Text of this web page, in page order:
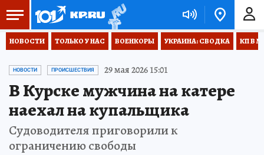
НОВОСТИ ТОЛЬКО У НАС ВОЕНКОРЫ УКРАИНА: СВОДКА КП В
НОВОСТИ ПРОИСШЕСТВИЯ 29 мая 2026 15:01
В Курске мужчина на катере
наехал на купальщика
Судоводителя приговорили к
ограничению свободы